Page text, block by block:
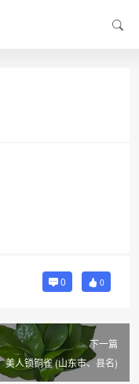
0 0
下一篇
美人锁铜雀 (山东市、县名)